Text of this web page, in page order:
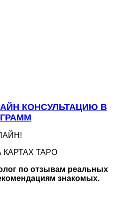
КОНСУЛЬТАЦИЮ В
КАРТАХ ТАРО
по отзывам реальных
знакомых.